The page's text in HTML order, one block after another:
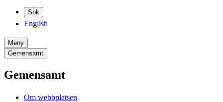
Sök
English
Meny
Gemensamt
Gemensamt
Om webbplatsen